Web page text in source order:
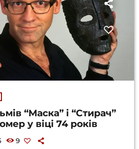
“Маска” і “Стирач”
у віці 74 років
9